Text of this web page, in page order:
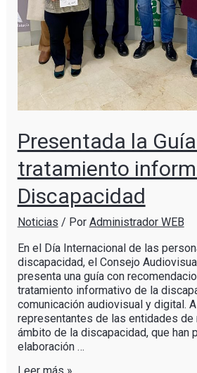
Presentada la
tratamiento
Discapacidad
Noticias / Por Administrador WEB
En el Día Internacional de las
discapacidad, el Consejo
presenta una guía con
tratamiento informativo de la
comunicación audiovisual y digital.
representantes de las entidades de
ámbito de la discapacidad, que han
elaboración …